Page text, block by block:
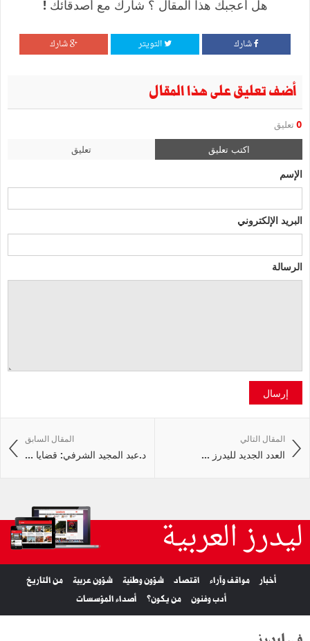
هل أعجبك هذا المقال ؟ شارك مع أصدقائك !
شارك التويتر شارك
أضف تعليق على هذا المقال
0 تعليق
اكتب تعليق تعليق
الإسم
البريد الإلكتروني
الرسالة
إرسال
المقال السابق
د.عبد المجيد الشرفي: قضايا ...
المقال التالي
العدد الجديد لليدرز ...
ليدرز العربية
أخبار مواقف وآراء اقتصاد شؤون وطنية شؤون عربية
من التاريخ
أدب وفنون
من يكون؟ أصداء المؤسسات